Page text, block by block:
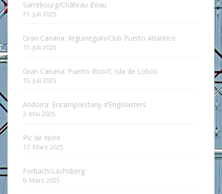
Sarrebourg/Château d’eau
21. Juli 2025
Gran Canaria: Arguineguín/Club Puerto Atlántico
15. Juli 2025
Gran Canaria: Puerto Rico/C Isla de Lobos
15. Juli 2025
Andorra: Encamp/estany d’Engolasters
2. Mai 2025
Pic de Nore
17. März 2025
Forbach/Lachsberg
6. März 2025